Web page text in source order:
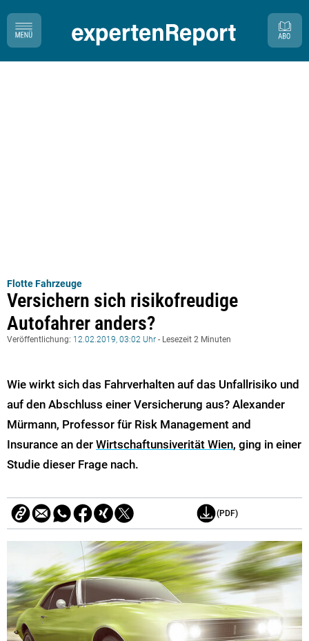
Flotte Fahrzeuge
Versichern sich risikofreudige
Autofahrer anders?
Veröffentlichung: 12.02.2019, 03:02 Uhr - Lesezeit 2 Minuten
Wie wirkt sich das Fahrverhalten auf das Unfallrisiko und
auf den Abschluss einer Versicherung aus? Alexander
Mürmann, Professor für Risk Management and
Insurance an der Wirtschaftunsiverität Wien, ging in einer
Studie dieser Frage nach.
(PDF)